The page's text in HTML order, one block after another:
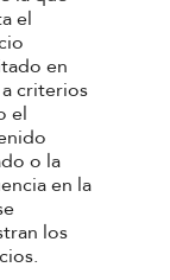
el
en
criterios
el
o la
en la
los